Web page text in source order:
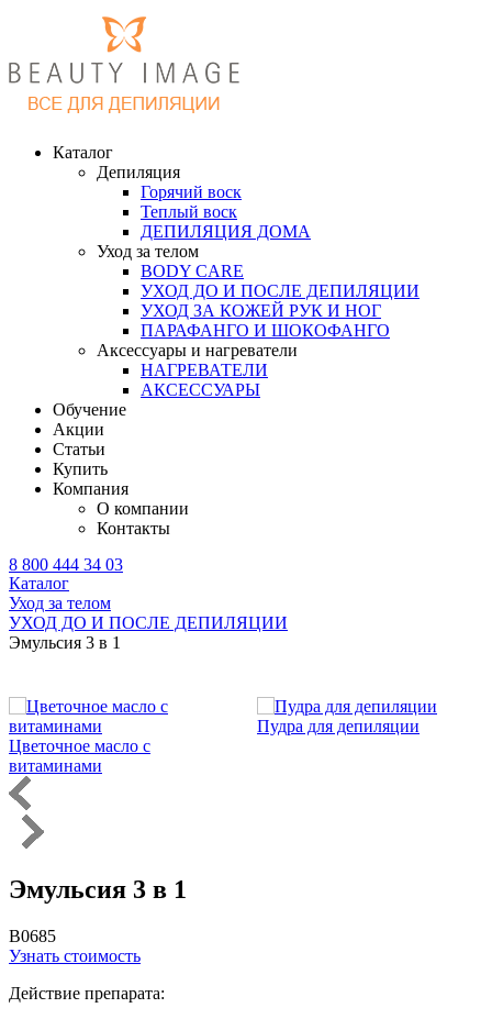
Каталог
Депиляция
Горячий воск
Теплый воск
ДЕПИЛЯЦИЯ ДОМА
Уход за телом
BODY CARE
УХОД ДО И ПОСЛЕ ДЕПИЛЯЦИИ
УХОД ЗА КОЖЕЙ РУК И НОГ
ПАРАФАНГО И ШОКОФАНГО
Аксессуары и нагреватели
НАГРЕВАТЕЛИ
АКСЕССУАРЫ
Обучение
Акции
Статьи
Купить
Компания
О компании
Контакты
8 800 444 34 03
Каталог
Уход за телом
УХОД ДО И ПОСЛЕ ДЕПИЛЯЦИИ
Эмульсия 3 в 1
Цветочное масло с
витаминами
Пудра для депиляции
Эмульсия 3 в 1
B0685
Узнать стоимость
Действие препарата: